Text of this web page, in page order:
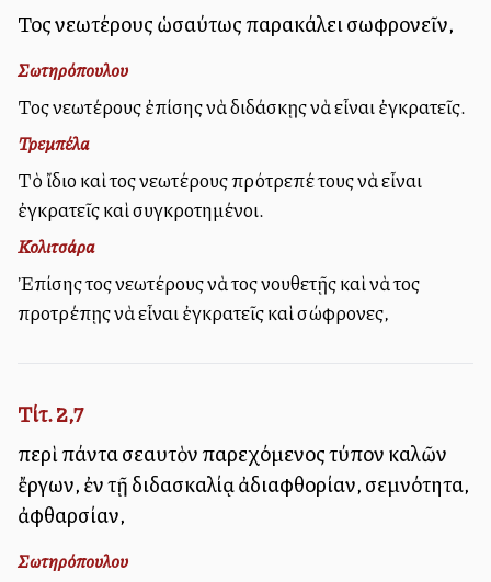
Τοὺς νεωτέρους ὡσαύτως παρακάλει σωφρονεῖν,
Σωτηρόπουλου
Τοὺς νεωτέρους ἐπίσης νὰ διδάσκῃς νὰ εἶναι ἐγκρατεῖς.
Τρεμπέλα
Τὸ ἴδιο καὶ τοὺς νεωτέρους πρότρεπέ τους νὰ εἶναι
ἐγκρατεῖς καὶ συγκροτημένοι.
Κολιτσάρα
Ἐπίσης τοὺς νεωτέρους νὰ τοὺς νουθετῇς καὶ νὰ τοὺς
προτρέπῃς νὰ εἶναι ἐγκρατεῖς καὶ σώφρονες,
Τίτ. 2,7
περὶ πάντα σεαυτὸν παρεχόμενος τύπον καλῶν
ἔργων, ἐν τῇ διδασκαλίᾳ ἀδιαφθορίαν, σεμνότητα,
ἀφθαρσίαν,
Σωτηρόπουλου